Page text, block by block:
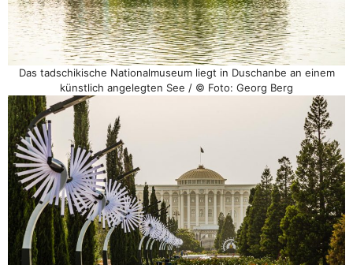
Das tadschikische Nationalmuseum liegt in Duschanbe an einem
künstlich angelegten See / © Foto: Georg Berg